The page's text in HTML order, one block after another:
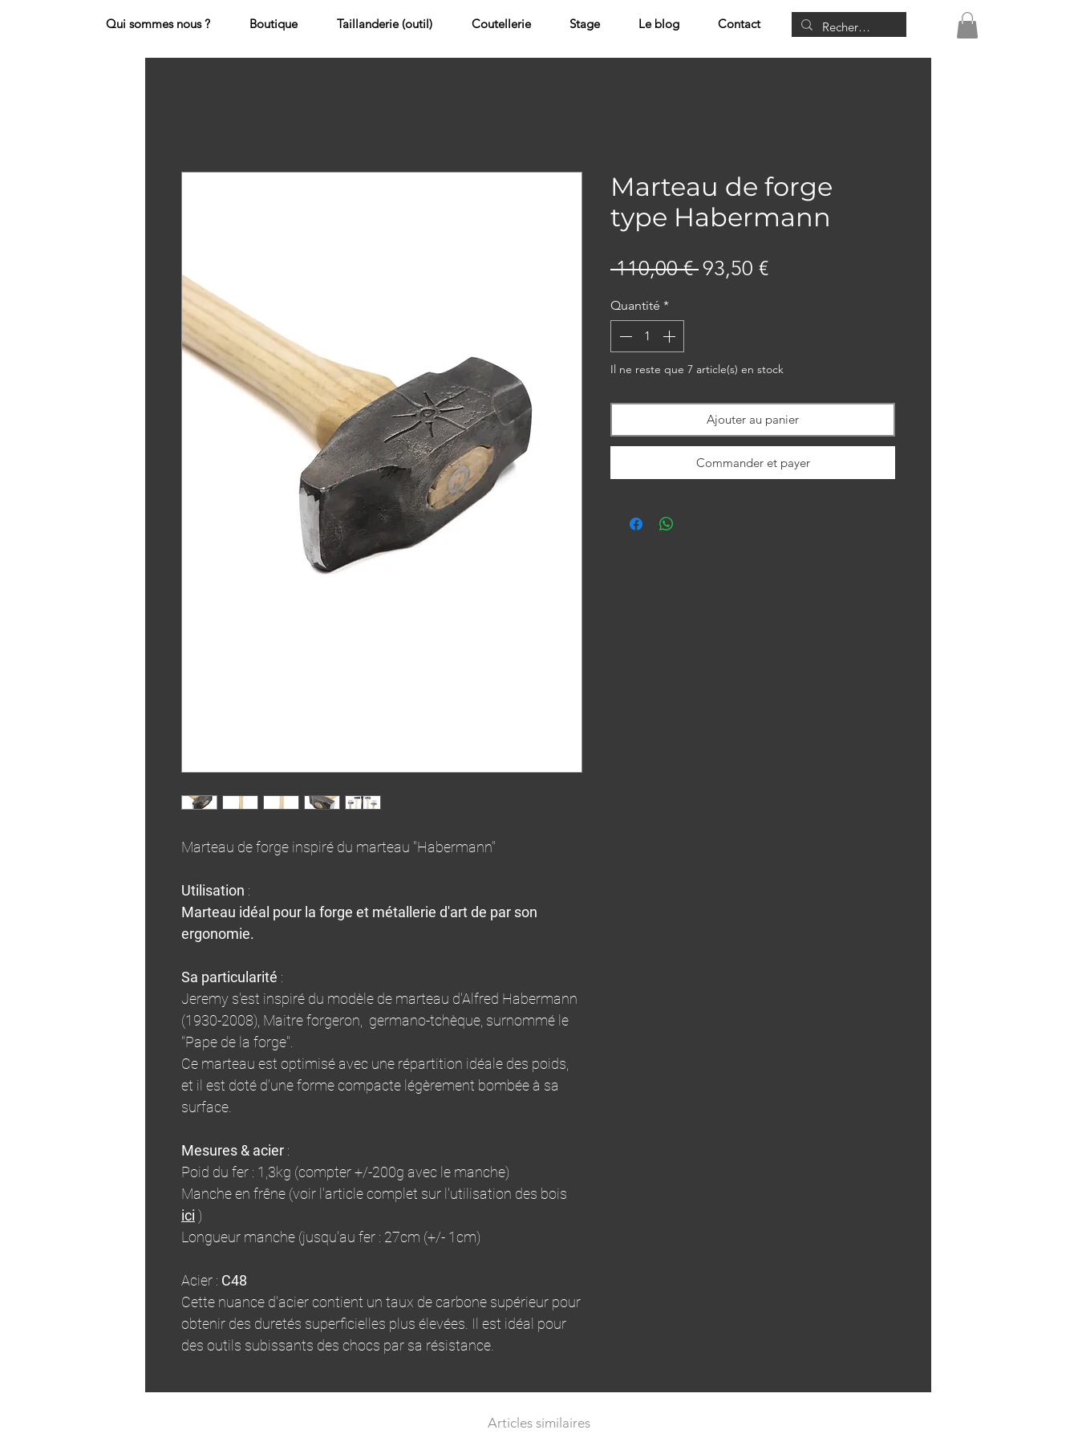
Qui sommes nous ? Boutique Taillanderie (outil) Coutellerie Stage Le blog Contact
Marteau de forge inspiré du marteau "Habermann"
Utilisation :
Marteau idéal pour la forge et métallerie d'art de par son
ergonomie.
Sa particularité :
Jeremy s'est inspiré du modèle de marteau d'Alfred Habermann
(1930-2008), Maitre forgeron, germano-tchèque, surnommé le
"Pape de la forge".
Ce marteau est optimisé avec une répartition idéale des poids,
et il est doté d'une forme compacte légèrement bombée à sa
surface.
Mesures & acier :
Poid du fer : 1,3kg (compter +/-200g avec le manche)
Manche en frêne (voir l'article complet sur l'utilisation des bois
ici )
Longueur manche (jusqu'au fer : 27cm (+/- 1cm)
Acier : C48
Cette nuance d'acier contient un taux de carbone supérieur pour
obtenir des duretés superficielles plus élevées. Il est idéal pour
des outils subissants des chocs par sa résistance.
Marteau de forge
type Habermann
110,00 € Prix
93,50 €Prix
Quantité *
Il ne reste que 7 article(s) en stock
Ajouter au panier
Commander et payer
Articles similaires